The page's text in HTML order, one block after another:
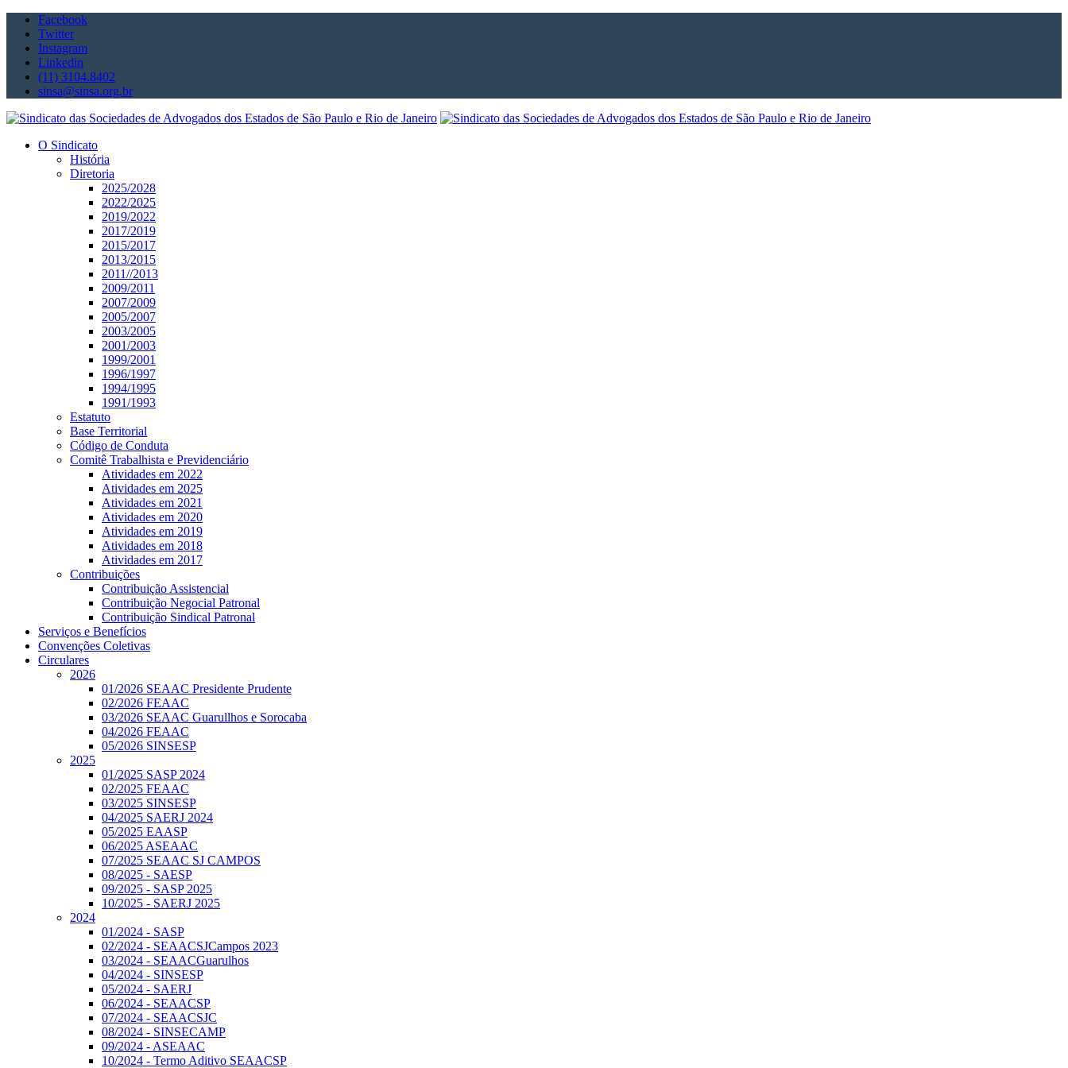
Facebook
Twitter
Instagram
Linkedin
(11) 3104.8402
sinsa@sinsa.org.br
O Sindicato
História
Diretoria
2025/2028
2022/2025
2019/2022
2017/2019
2015/2017
2013/2015
2011//2013
2009/2011
2007/2009
2005/2007
2003/2005
2001/2003
1999/2001
1996/1997
1994/1995
1991/1993
Estatuto
Base Territorial
Código de Conduta
Comitê Trabalhista e Previdenciário
Atividades em 2022
Atividades em 2025
Atividades em 2021
Atividades em 2020
Atividades em 2019
Atividades em 2018
Atividades em 2017
Contribuições
Contribuição Assistencial
Contribuição Negocial Patronal
Contribuição Sindical Patronal
Serviços e Benefícios
Convenções Coletivas
Circulares
2026
01/2026 SEAAC Presidente Prudente
02/2026 FEAAC
03/2026 SEAAC Guarullhos e Sorocaba
04/2026 FEAAC
05/2026 SINSESP
2025
01/2025 SASP 2024
02/2025 FEAAC
03/2025 SINSESP
04/2025 SAERJ 2024
05/2025 EAASP
06/2025 ASEAAC
07/2025 SEAAC SJ CAMPOS
08/2025 - SAESP
09/2025 - SASP 2025
10/2025 - SAERJ 2025
2024
01/2024 - SASP
02/2024 - SEAACSJCampos 2023
03/2024 - SEAACGuarulhos
04/2024 - SINSESP
05/2024 - SAERJ
06/2024 - SEAACSP
07/2024 - SEAACSJC
08/2024 - SINSECAMP
09/2024 - ASEAAC
10/2024 - Termo Aditivo SEAACSP